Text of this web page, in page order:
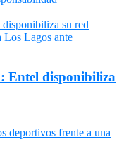
Entel disponibiliza